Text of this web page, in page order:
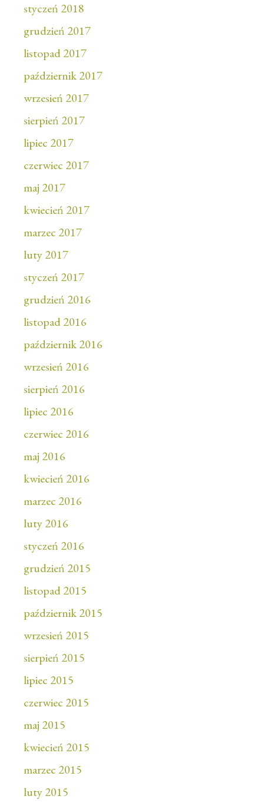
styczeń 2018
grudzień 2017
listopad 2017
październik 2017
wrzesień 2017
sierpień 2017
lipiec 2017
czerwiec 2017
maj 2017
kwiecień 2017
marzec 2017
luty 2017
styczeń 2017
grudzień 2016
listopad 2016
październik 2016
wrzesień 2016
sierpień 2016
lipiec 2016
czerwiec 2016
maj 2016
kwiecień 2016
marzec 2016
luty 2016
styczeń 2016
grudzień 2015
listopad 2015
październik 2015
wrzesień 2015
sierpień 2015
lipiec 2015
czerwiec 2015
maj 2015
kwiecień 2015
marzec 2015
luty 2015